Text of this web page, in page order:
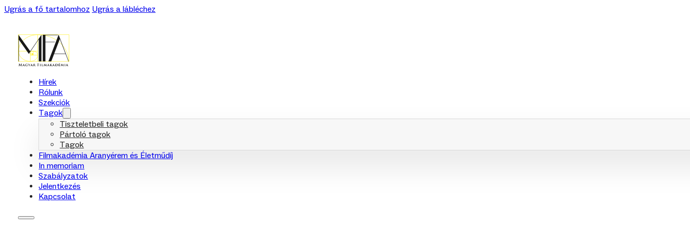
Ugrás a fő tartalomhoz Ugrás a lábléchez
Hírek
Rólunk
Szekciók
Tagok
Tiszteletbeli tagok
Pártoló tagok
Tagok
Filmakadémia Aranyérem és Életműdíj
In memoriam
Szabályzatok
Jelentkezés
Kapcsolat